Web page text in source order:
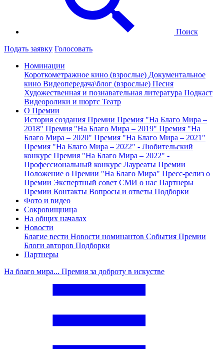
Поиск
Подать заявку Голосовать
Номинации
Короткометражное кино (взрослые) Документальное
кино Видеопередача\блог (взрослые) Песня
Художественная и познавательная литература Подкаст
Видеоролики и шортс Театр
О Премии
История создания Премии Премия "На Благо Мира –
2018" Премия "На Благо Мира – 2019" Премия "На
Благо Мира – 2020" Премия "На Благо Мира – 2021"
Премия "На Благо Мира – 2022" - Любительский
конкурс Премия "На Благо Мира – 2022" -
Профессиональный конкурс Лауреаты Премии
Положение о Премии "На Благо Мира" Пресс-релиз о
Премии Экспертный совет СМИ о нас Партнеры
Премии Контакты Вопросы и ответы Подборки
Фото и видео
Сокровищница
На общих началах
Новости
Благие вести Новости номинантов События Премии
Блоги авторов Подборки
Партнеры
На благо мира... Премия за доброту в искустве